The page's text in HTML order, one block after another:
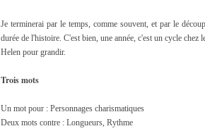
Je terminerai par le temps, comme souvent, et par le
durée de l'histoire. C'est bien, une année, c'est un cycle
Helen pour grandir.
Trois mots
Un mot pour : Personnages charismatiques
Deux mots contre : Longueurs, Rythme